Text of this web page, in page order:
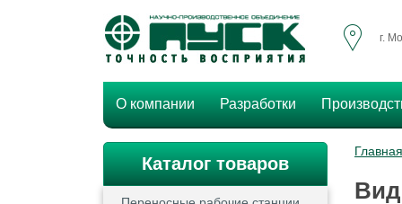
г.
О компании Разработки
Каталог товаров
Главная